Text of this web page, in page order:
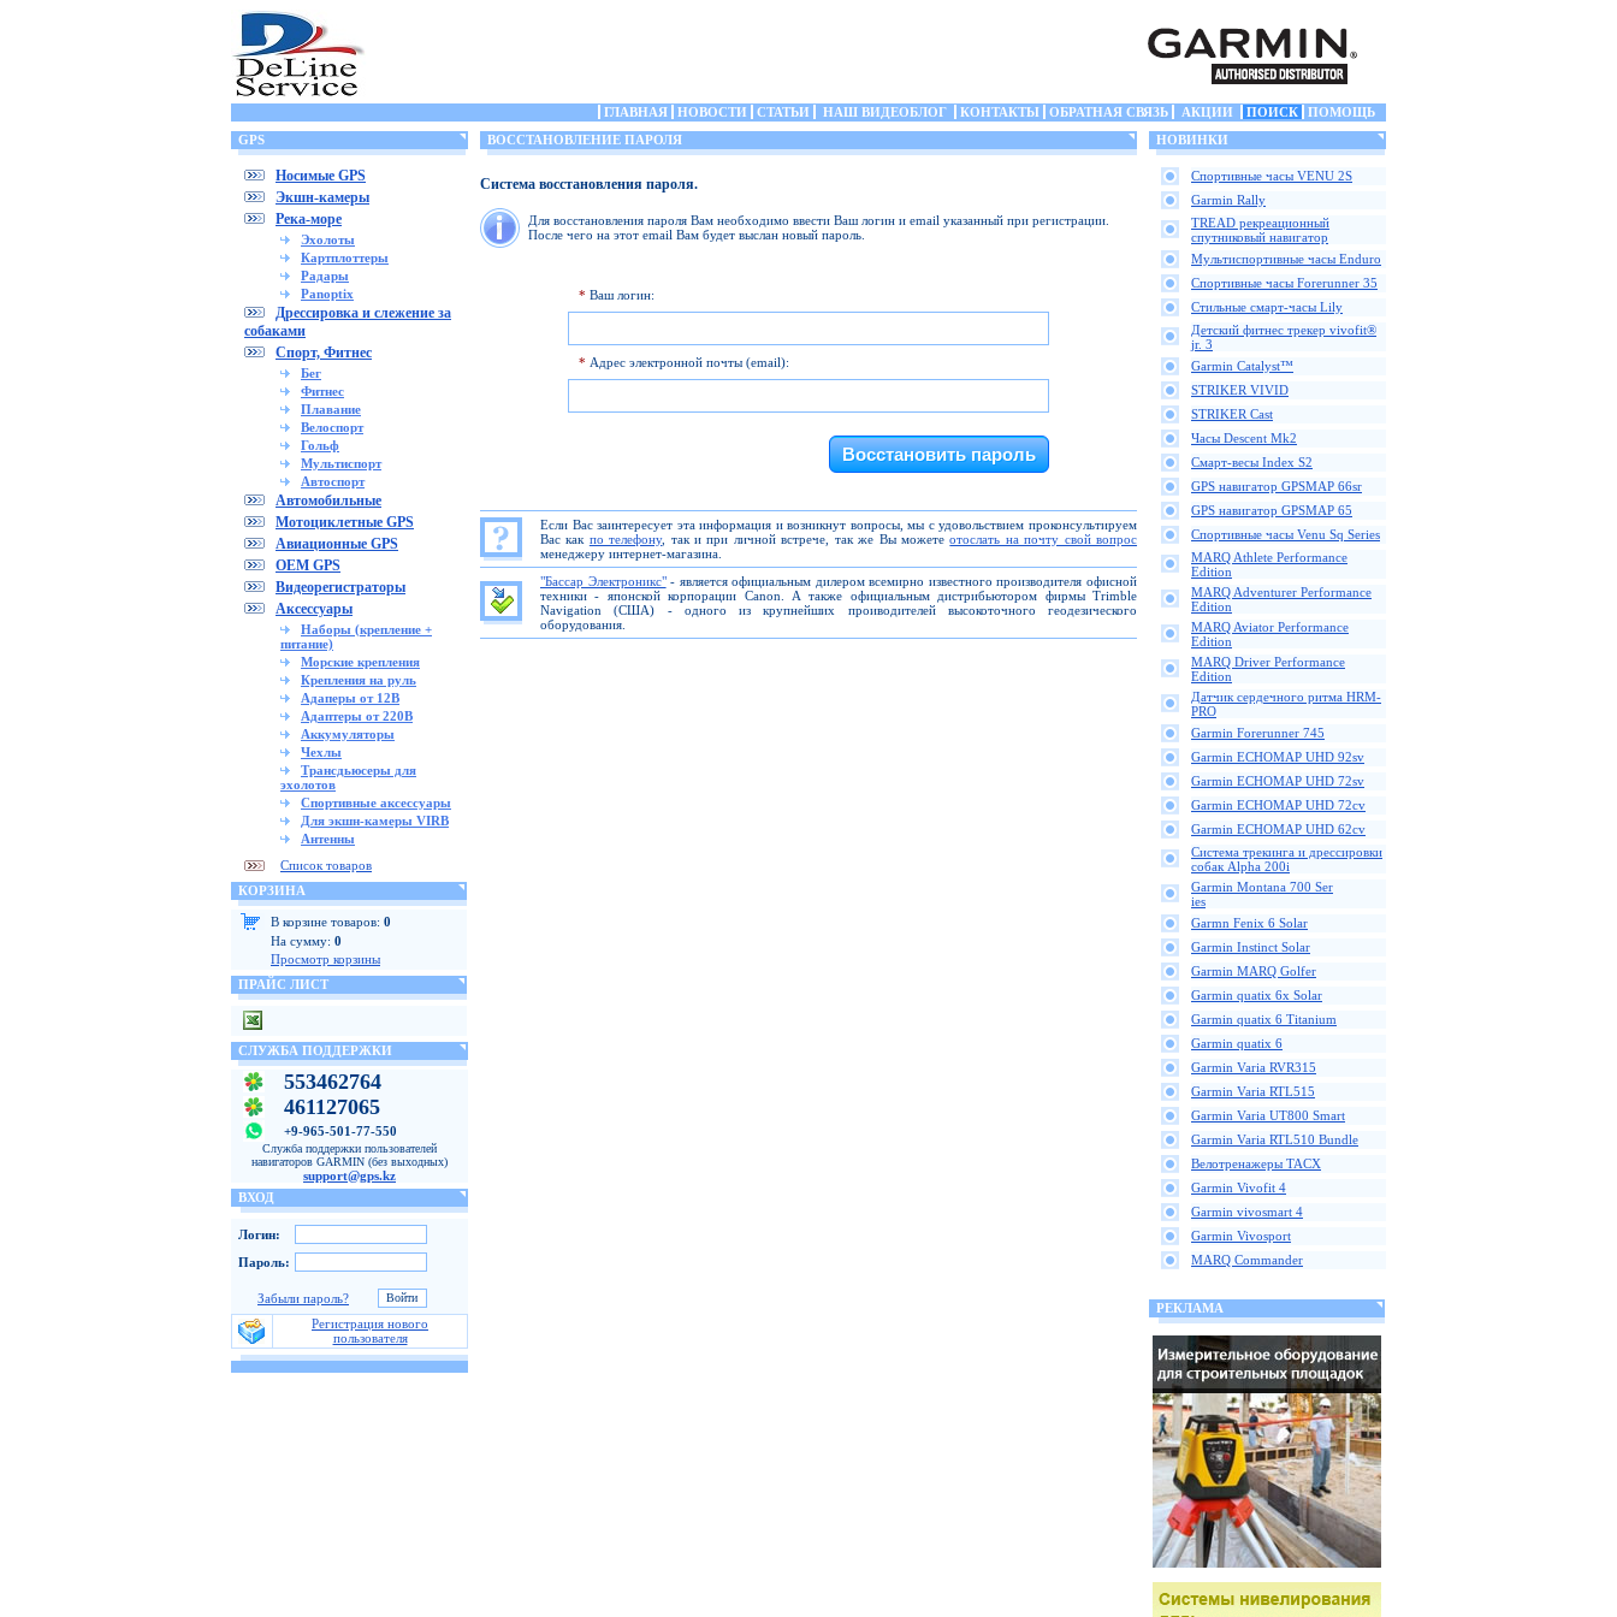
ГЛАВНАЯ НОВОСТИ СТАТЬИ НАШ ВИДЕОБЛОГ КОНТАКТЫ ОБРАТНАЯ СВЯЗЬ АКЦИИ ПОИСК
ПОМОЩЬ
GPS
Носимые GPS
Экшн-камеры
Река-море
Эхолоты
Картплоттеры
Радары
Panoptix
Дрессировка и слежение за
собаками
Спорт, Фитнес
Бег
Фитнес
Плавание
Велоспорт
Гольф
Мультиспорт
Автоспорт
Автомобильные
Мотоциклетные GPS
Авиационные GPS
OEM GPS
Видеорегистраторы
Аксессуары
Наборы (крепление +
питание)
Морские крепления
Крепления на руль
Адаперы от 12В
Адаптеры от 220В
Аккумуляторы
Чехлы
Трансдьюсеры для
эхолотов
Спортивные аксессуары
Для экшн-камеры VIRB
Антенны
Список товаров
КОРЗИНА
В корзине товаров: 0
На сумму: 0
Просмотр корзины
ПРАЙС ЛИСТ
СЛУЖБА ПОДДЕРЖКИ
553462764
461127065
+9-965-501-77-550
Служба поддержки пользователей
навигаторов GARMIN (без выходных)
support@gps.kz
ВХОД
Логин:
Пароль:
Забыли пароль?
Регистрация нового
пользователя
ВОССТАНОВЛЕНИЕ ПАРОЛЯ
Система восстановления пароля.
Для восстановления пароля Вам необходимо ввести Ваш логин и email указанный при регистрации.
После чего на этот email Вам будет выслан новый пароль.
* Ваш логин:
* Адрес электронной почты (email):
Если Вас заинтересует эта информация и возникнут вопросы, мы с удовольствием проконсультируем
Вас как по телефону, так и при личной встрече, так же Вы можетеотослать на почту свой вопрос
менеджеру интернет-магазина.
"Бассар Электроникс"- является официальным дилером всемирно известного производителя офисной
техники - японской корпорации Canon. А также официальным дистрибьютором фирмы Trimble
Navigation (США) - одного из крупнейших проиводителей высокоточного геодезического
оборудования.
НОВИНКИ
Спортивные часы VENU 2S
Garmin Rally
TREAD рекреационный
спутниковый навигатор
Мультиспортивные часы Enduro
Спортивные часы Forerunner 35
Стильные смарт-часы Lily
Детский фитнес трекер vivofit®
jr. 3
Garmin Catalyst™
STRIKER VIVID
STRIKER Cast
Часы Descent Mk2
Смарт-весы Index S2
GPS навигатор GPSMAP 66sr
GPS навигатор GPSMAP 65
Спортивные часы Venu Sq Series
MARQ Athlete Performance
Edition
MARQ Adventurer Performance
Edition
MARQ Aviator Performance
Edition
MARQ Driver Performance
Edition
Датчик сердечного ритма HRM-
PRO
Garmin Forerunner 745
Garmin ECHOMAP UHD 92sv
Garmin ECHOMAP UHD 72sv
Garmin ECHOMAP UHD 72cv
Garmin ECHOMAP UHD 62cv
Cистема трекинга и дрессировки
собак Alpha 200i
Garmin Montana 700 Ser
ies
Garmn Fenix 6 Solar
Garmin Instinct Solar
Garmin MARQ Golfer
Garmin quatix 6x Solar
Garmin quatix 6 Titanium
Garmin quatix 6
Garmin Varia RVR315
Garmin Varia RTL515
Garmin Varia UT800 Smart
Garmin Varia RTL510 Bundle
Велотренажеры TACX
Garmin Vivofit 4
Garmin vivosmart 4
Garmin Vivosport
MARQ Commander
РЕКЛАМА